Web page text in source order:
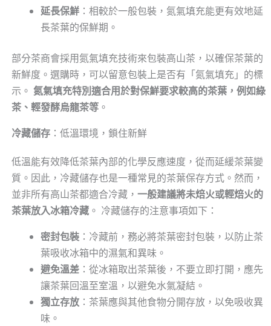
延長保鮮：相較於一般包裝，氮氣填充能更有效地延
長茶葉的保鮮期。
部分茶商會採用氮氣填充技術來包裝高山茶，以確保茶葉的
新鮮度。選購時，可以留意包裝上是否有「氮氣填充」的標
示。 氮氣填充特別適合用於對保鮮要求較高的茶葉，例如綠
茶、輕發酵烏龍茶等。
冷藏儲存：低溫環境，鎖住新鮮
低溫能有效降低茶葉內部的化學反應速度，從而延緩茶葉變
質。因此，冷藏儲存也是一種常見的茶葉保存方式。然而，
並非所有高山茶都適合冷藏， 一般建議將未焙火或輕焙火的
茶葉放入冰箱冷藏。 冷藏儲存的注意事項如下：
密封包裝：冷藏前，務必將茶葉密封包裝，以防止茶
葉吸收冰箱中的濕氣和異味。
避免溫差：從冰箱取出茶葉後，不要立即打開，應先
讓茶葉回溫至室溫，以避免水氣凝結。
獨立存放：茶葉應與其他食物分開存放，以免吸收異
味。